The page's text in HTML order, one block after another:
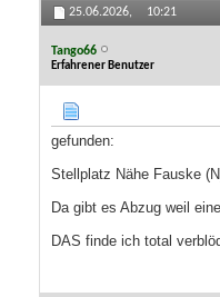
25.06.2026, 10:21
Tango66
Erfahrener Benutzer
gefunden:
Stellplatz Nähe Fauske
Da gibt es Abzug weil
DAS finde ich total